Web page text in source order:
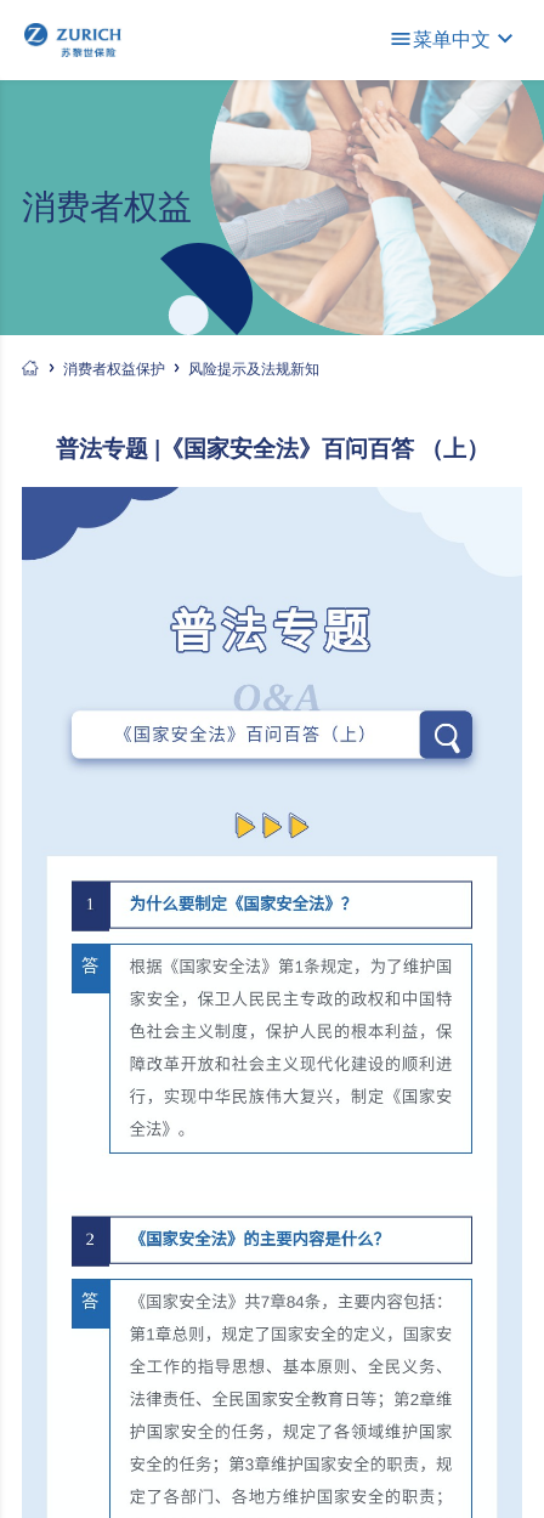
菜单中文
消费者权益
消费者权益保护 风险提示及法规新知
普法专题 |《国家安全法》百问百答 （上）